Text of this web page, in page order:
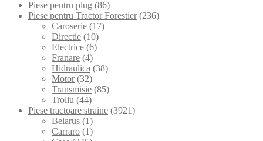
Piese pentru plug (86)
Piese pentru Tractor Forestier (236)
Caroserie (17)
Directie (10)
Electrice (6)
Franare (4)
Hidraulica (38)
Motor (32)
Transmisie (85)
Troliu (44)
Piese tractoare straine (3921)
Belarus (1)
Carraro (1)